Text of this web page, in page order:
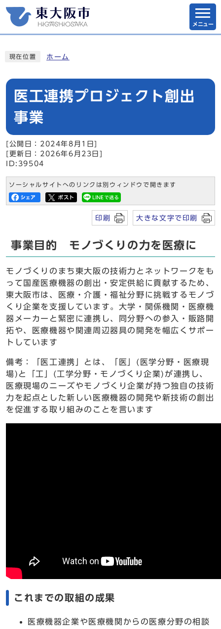
メニュー
現在位置 ホーム
医工連携プロジェクト創出
事業
[公開日：2024年8月1日]
[更新日：2026年6月23日]
ID:39504
ソーシャルサイトへのリンクは別ウィンドウで開きます
印刷 大きな文字で印刷
事業目的 モノづくりの力を医療に
モノづくりのまち東大阪の技術力とネットワークをも
って国産医療機器の創出・安定供給に貢献するため、
東大阪市は、医療・介護・福祉分野に挑戦するモノづ
くり企業を支援しています。大学・関係機関・医療機
器メーカーと緊密に連携し、同分野への参入・販路開
拓や、医療機器や関連周辺器具の開発を幅広くサポー
トしています
備考：「医工連携」とは、「医」(医学分野・医療現
場)と「工」(工学分野・モノづくり企業)が連携し、
医療現場のニーズやモノづくり企業が持つ独自の技術
力を起点とした新しい医療機器の開発や新技術の創出
を促進する取り組みのことを言います
これまでの取組の成果
医療機器企業や医療機関からの医療分野の相談